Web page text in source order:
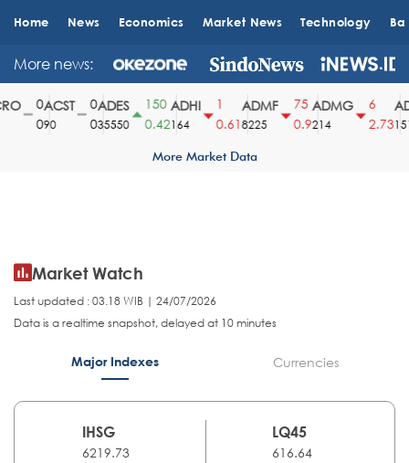
Home News Economics Market News Technology
More news:
ACST
90
ADES
35550
150
0.42
ADHI
164
0.61
ADMF
8225
75
0.9
ADMG
214
2.731510
More Market Data
Market Watch
Last updated : 03.18 WIB | 24/07/2026
Data is a realtime snapshot, delayed at 10 minutes
Major Indexes Currencies
IHSG
6219.73
LQ45
616.64